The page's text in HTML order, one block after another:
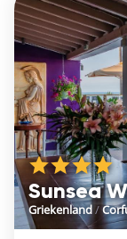
Sunsea
Griekenland/